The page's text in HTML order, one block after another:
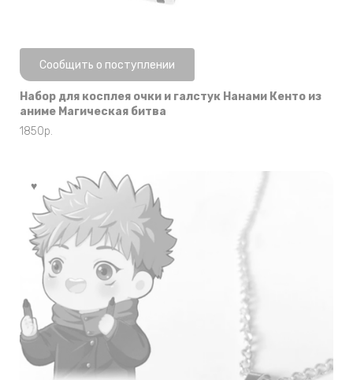
Нет в наличии
Сообщить о поступлении
Набор для косплея очки и галстук Нанами Кенто из
аниме Магическая битва
1850р.